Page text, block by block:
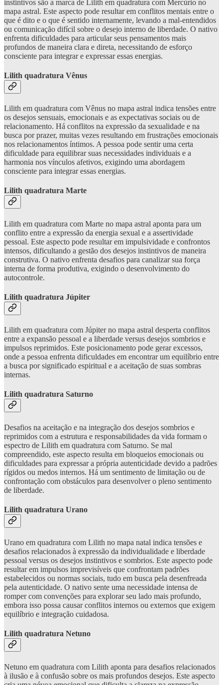
instintivos são a marca de Lilith em quadratura com Mercúrio no
mapa astral. Este aspecto pode resultar em conflitos mentais entre o
que é dito e o que é sentido internamente, levando a mal-entendidos
ou comunicação difícil sobre o desejo interno de liberdade. O nativo
enfrenta dificuldades para articular seus pensamentos mais
profundos de maneira clara e direta, necessitando de esforço
consciente para integrar e expressar essas energias.
Lilith quadratura Vênus
Lilith em quadratura com Vênus no mapa astral indica tensões entre
os desejos sensuais, emocionais e as expectativas sociais ou de
relacionamento. Há conflitos na expressão da sexualidade e na
busca por prazer, muitas vezes resultando em frustrações emocionais
nos relacionamentos íntimos. A pessoa pode sentir uma certa
dificuldade para equilibrar suas necessidades individuais e a
harmonia nos vínculos afetivos, exigindo uma abordagem
consciente para integrar essas energias.
Lilith quadratura Marte
Lilith em quadratura com Marte no mapa astral aponta para um
conflito entre a expressão da energia sexual e a assertividade
pessoal. Este aspecto pode resultar em impulsividade e confrontos
intensos, dificultando a gestão dos desejos instintivos de maneira
construtiva. O nativo enfrenta desafios para canalizar sua força
interna de forma produtiva, exigindo o desenvolvimento do
autocontrole.
Lilith quadratura Júpiter
Lilith em quadratura com Júpiter no mapa astral desperta conflitos
entre a expansão pessoal e a liberdade versus desejos sombrios e
impulsos reprimidos. Este posicionamento pode gerar excessos,
onde a pessoa enfrenta dificuldades em encontrar um equilíbrio entre
a busca por significado espiritual e a aceitação de suas sombras
internas.
Lilith quadratura Saturno
Desafios na aceitação e na integração dos desejos sombrios e
reprimidos com a estrutura e responsabilidades da vida formam o
espectro de Lilith em quadratura com Saturno. Se mal
compreendido, este aspecto resulta em bloqueios emocionais ou
dificuldades para expressar a própria autenticidade devido a padrões
rígidos ou medos internos. Há um sentimento de limitação ou de
confrontação com obstáculos para desenvolver o pleno sentimento
de liberdade.
Lilith quadratura Urano
Urano em quadratura com Lilith no mapa natal indica tensões e
desafios relacionados à expressão da individualidade e liberdade
pessoal versus os desejos instintivos e sombrios. Este aspecto pode
resultar em impulsos imprevisíveis que confrontam padrões
estabelecidos ou normas sociais, tudo em busca pela desenfreada
pela autenticidade. O nativo sente uma necessidade intensa de
romper com convenções para explorar seu lado mais profundo,
embora isso possa causar conflitos internos ou externos que exigem
equilíbrio e integração cuidadosa.
Lilith quadratura Netuno
Netuno em quadratura com Lilith aponta para desafios relacionados
à ilusão e à confusão sobre os mais profundos desejos. Este aspecto